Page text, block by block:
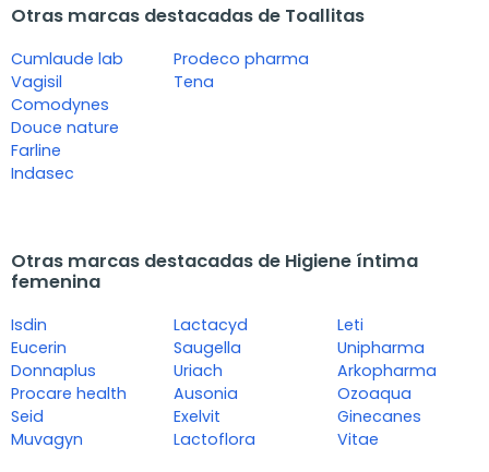
Otras marcas destacadas de Toallitas
Cumlaude lab
Vagisil
Comodynes
Douce nature
Farline
Indasec
Prodeco pharma
Tena
Otras marcas destacadas de Higiene íntima
femenina
Isdin
Eucerin
Donnaplus
Procare health
Seid
Muvagyn
Lactacyd
Saugella
Uriach
Ausonia
Exelvit
Lactoflora
Leti
Unipharma
Arkopharma
Ozoaqua
Ginecanes
Vitae